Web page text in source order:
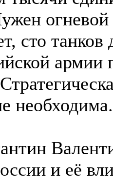
огневой
сто
армии
необходима.
и её